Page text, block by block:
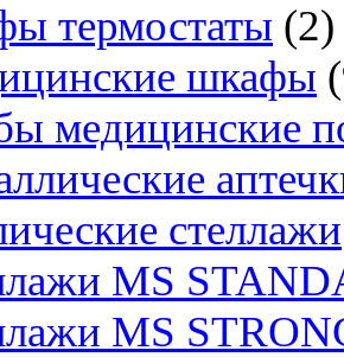
термостаты (2)
шкафы
медицинские
стеллажи
MS
MS